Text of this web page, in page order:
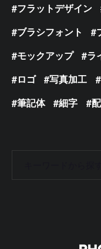
フラットデザイン
ブラシフォント
モックアップ
ラ
ロゴ
写真加工
筆記体
細字